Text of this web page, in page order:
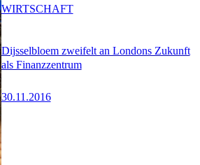
Dijsselbloem zweifelt an Londons Zukunft
als Finanzzentrum
30.11.2016
WIRTSCHAFT